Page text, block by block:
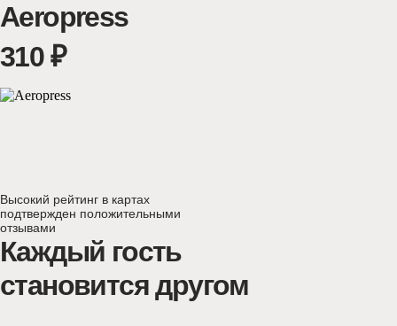
Aeropress
310 ₽
Высокий рейтинг в картах
подтвержден положительными
отзывами
Каждый гость
становится другом